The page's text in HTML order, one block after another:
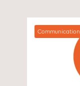
Communication